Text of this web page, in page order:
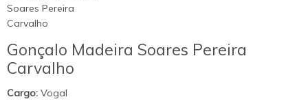
Gonçalo Madeira Soares Pereira
Carvalho
Cargo: Vogal